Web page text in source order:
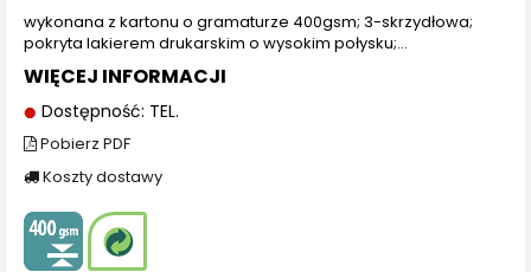
wykonana z kartonu o gramaturze 400gsm; 3-skrzydłowa;
pokryta lakierem drukarskim o wysokim połysku;...
WIĘCEJ INFORMACJI
Dostępność: TEL.
Pobierz PDF
Koszty dostawy